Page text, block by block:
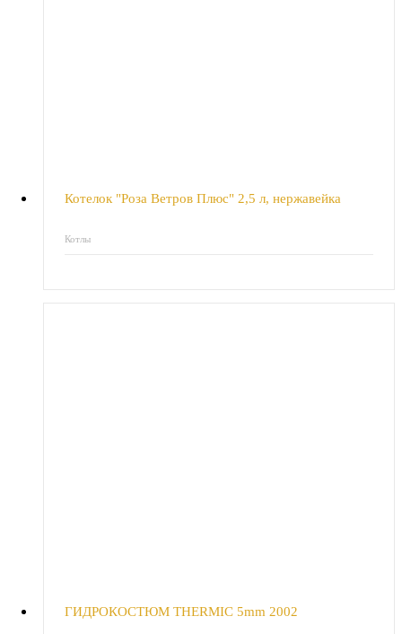
Котелок "Роза Ветров Плюс" 2,5 л, нержавейка
Котлы
ГИДРОКОСТЮМ THERMIC 5mm 2002